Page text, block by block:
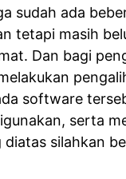
sudah ada
tetapi masih
Dan bagi
software
serta
silahkan